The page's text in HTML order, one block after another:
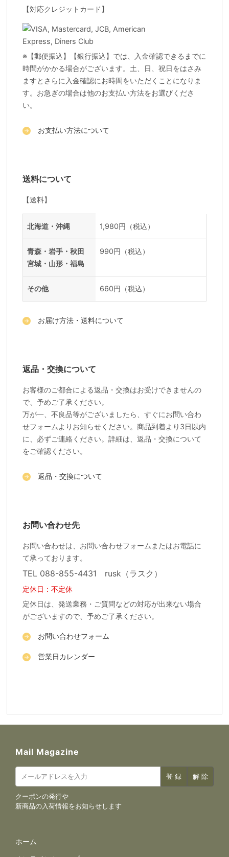
【対応クレジットカード】
※【郵便振込】【銀行振込】では、入金確認できるまでに
時間がかかる場合がございます。土、日、祝日をはさみ
ますとさらに入金確認にお時間をいただくことになりま
す。お急ぎの場合は他のお支払い方法をお選びくださ
い。
お支払い方法について
送料について
【送料】
地域 料金
北海道・沖縄 1,980円（税込）
青森・岩手・秋田
宮城・山形・福島
990円（税込）
その他 660円（税込）
お届け方法・送料について
返品・交換について
お客様のご都合による返品・交換はお受けできませんの
で、予めご了承ください。
万が一、不良品等がございましたら、すぐにお問い合わ
せフォームよりお知らせください。商品到着より3日以内
に、必ずご連絡ください。詳細は、返品・交換について
をご確認ください。
返品・交換について
お問い合わせ先
お問い合わせは、お問い合わせフォームまたはお電話に
て承っております。
TEL 088-855-4431 rusk（ラスク）
定休日：不定休
定休日は、発送業務・ご質問などの対応が出来ない場合
がございますので、予めご了承ください。
お問い合わせフォーム
営業日カレンダー
Mail Magazine
クーポンの発行や
新商品の入荷情報をお知らせします
サイトナビゲーション
ホーム